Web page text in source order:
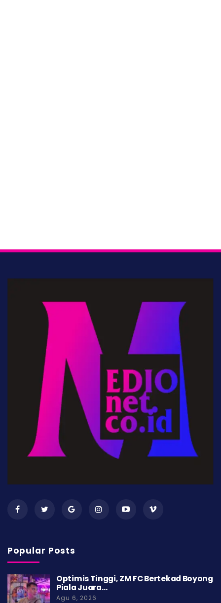
Popular Posts
Optimis Tinggi, ZM FC Bertekad Boyong
Piala Juara…
Agu 6, 2026